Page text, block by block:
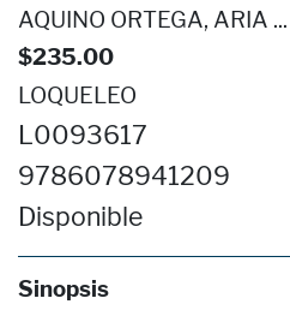
AQUINO ORTEGA, ARIA ...
$235.00
LOQUELEO
L0093617
9786078941209
Disponible
Sinopsis